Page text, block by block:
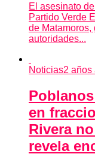
El asesinato
Partido Verde
de
autoridades...
Noticias2 años
en
Rivera
revela